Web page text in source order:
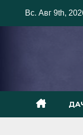
Вс. Авг 9th,